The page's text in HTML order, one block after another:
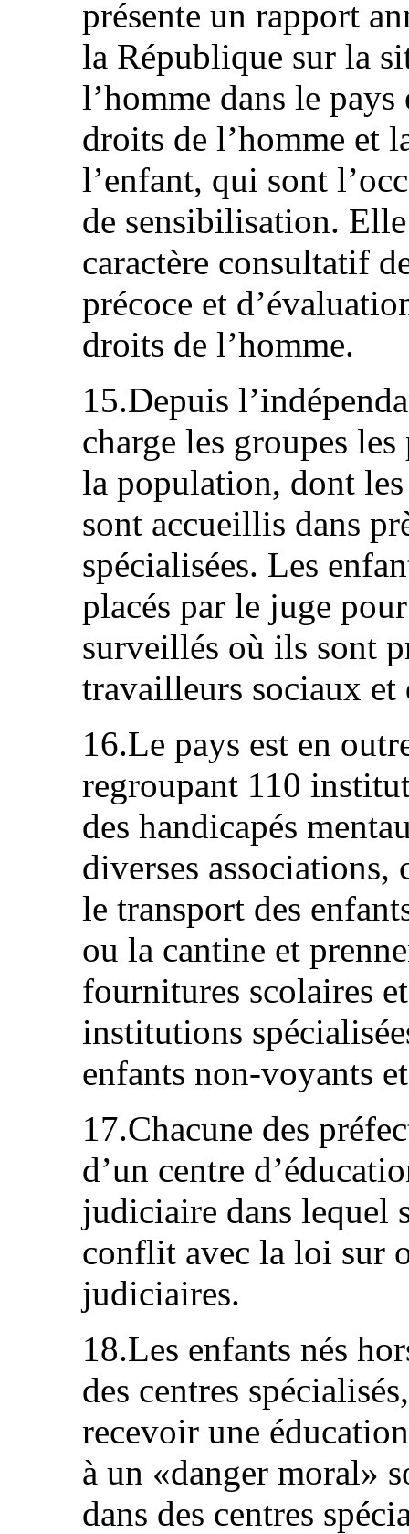
présente un rapport
la République sur la
l’homme dans le
droits de l’homme et
l’enfant, qui sont
de sensibilisation.
caractère consultatif
précoce et
droits de l’homme.
15.Depuis
charge les groupes
la population, dont
sont accueillis dans
spécialisées. Les
placés par le juge
surveillés où ils sont
travailleurs sociaux et
16.Le pays est en
regroupant 110
des handicapés
diverses associations,
le transport des
ou la cantine et
fournitures scolaires
institutions
enfants non‑voyants
17.Chacune des
d’un centre
judiciaire dans lequel
conflit avec la loi sur
judiciaires.
18.Les enfants nés
des centres
recevoir une
à un «danger moral»
dans des centres